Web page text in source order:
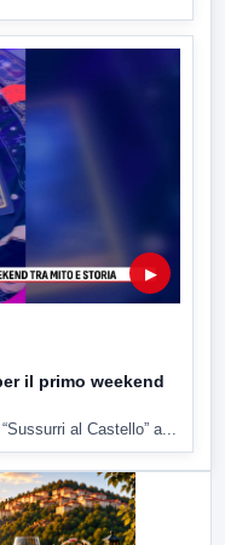
▶
il primo weekend
al Castello” a...